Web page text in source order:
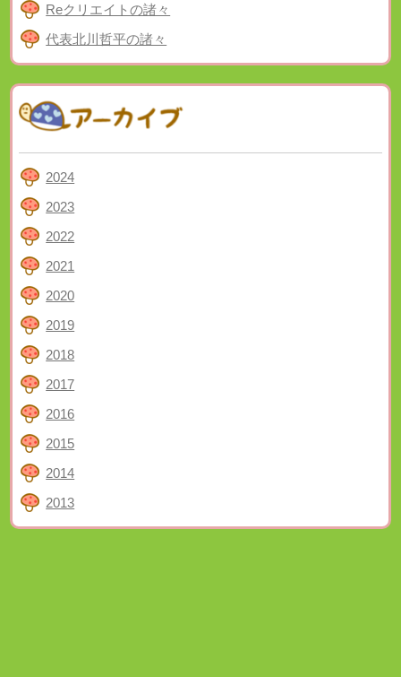
Reクリエイトの諸々
代表北川哲平の諸々
2024
2023
2022
2021
2020
2019
2018
2017
2016
2015
2014
2013